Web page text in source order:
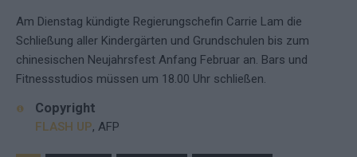
Am Dienstag kündigte Regierungschefin Carrie Lam die
Schließung aller Kindergärten und Grundschulen bis zum
chinesischen Neujahrsfest Anfang Februar an. Bars und
Fitnessstudios müssen um 18.00 Uhr schließen.
Copyright
FLASH UP, AFP